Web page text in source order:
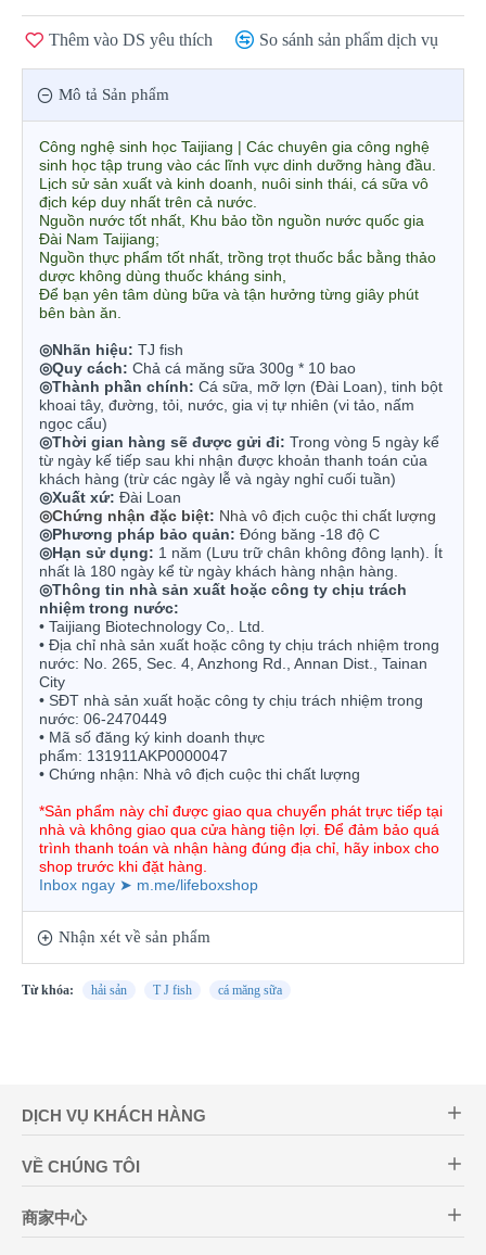
Thêm vào DS yêu thích So sánh sản phẩm dịch vụ
Mô tả Sản phẩm
Công nghệ sinh học Taijiang | Các chuyên gia công nghệ
sinh học tập trung vào các lĩnh vực dinh dưỡng hàng đầu.
Lịch sử sản xuất và kinh doanh, nuôi sinh thái, cá sữa vô
địch kép duy nhất trên cả nước.
Nguồn nước tốt nhất, Khu bảo tồn nguồn nước quốc gia
Đài Nam Taijiang;
Nguồn thực phẩm tốt nhất, trồng trọt thuốc bắc bằng thảo
dược không dùng thuốc kháng sinh,
Để bạn yên tâm dùng bữa và tận hưởng từng giây phút
bên bàn ăn.
◎Nhãn hiệu: TJ fish
◎Quy cách: Chả cá măng sữa 300g * 10 bao
◎Thành phần chính: Cá sữa, mỡ lợn (Đài Loan), tinh bột
khoai tây, đường, tỏi, nước, gia vị tự nhiên (vi tảo, nấm
ngọc cẩu)
◎Thời gian hàng sẽ được gửi đi: Trong vòng 5 ngày kể
từ ngày kế tiếp sau khi nhận được khoản thanh toán của
khách hàng (trừ các ngày lễ và ngày nghỉ cuối tuần)
◎Xuất xứ: Đài Loan
◎Chứng nhận đặc biệt: Nhà vô địch cuộc thi chất lượng
◎Phương pháp bảo quản: Đóng băng -18 độ C
◎Hạn sử dụng: 1 năm (Lưu trữ chân không đông lạnh). Ít
nhất là 180 ngày kể từ ngày khách hàng nhận hàng.
◎Thông tin nhà sản xuất hoặc công ty chịu trách
nhiệm trong nước:
• Taijiang Biotechnology Co,. Ltd.
• Địa chỉ nhà sản xuất hoặc công ty chịu trách nhiệm trong
nước: No. 265, Sec. 4, Anzhong Rd., Annan Dist., Tainan
City
• SĐT nhà sản xuất hoặc công ty chịu trách nhiệm trong
nước: 06-2470449
• Mã số đăng ký kinh doanh thực
phẩm: 131911AKP0000047
• Chứng nhận: Nhà vô địch cuộc thi chất lượng
*Sản phẩm này chỉ được giao qua chuyển phát trực tiếp tại
nhà và không giao qua cửa hàng tiện lợi. Để đảm bảo quá
trình thanh toán và nhận hàng đúng địa chỉ, hãy inbox cho
shop trước khi đặt hàng.
Inbox ngay ➤ m.me/lifeboxshop
Nhận xét về sản phẩm
Từ khóa: hải sản T J fish cá măng sữa
DỊCH VỤ KHÁCH HÀNG
VỀ CHÚNG TÔI
商家中心